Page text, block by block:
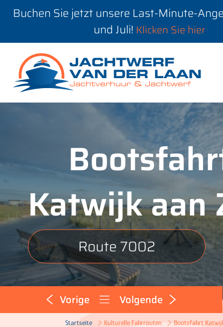
Buchen Sie jetzt unsere Last-Minute-
und Juli! Klicken Sie hier
Katwijk aan
Route 7002
Vorige Volgende
Startseite Kulturelle Fahrrouten Bootsfahrt